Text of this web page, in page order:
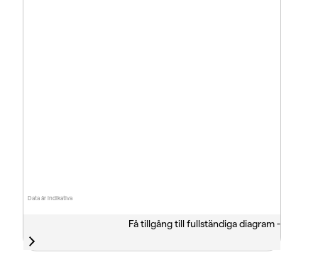
Data är indikativa
Få tillgång till fullständiga diagram -